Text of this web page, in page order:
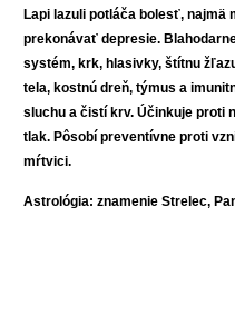
Lapi lazuli potláča bolesť, najmä
prekonávať depresie.
systém, krk, hlasivky, štítnu
tela, kostnú dreň, týmus a
sluchu a čistí krv. Účinkuje proti
tlak. Pôsobí preventívne proti
mŕtvici.
Astrológia: znamenie Strelec,